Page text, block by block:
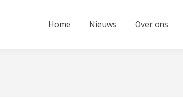
Home Nieuws Over ons